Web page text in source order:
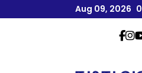
Aug 09, 2026